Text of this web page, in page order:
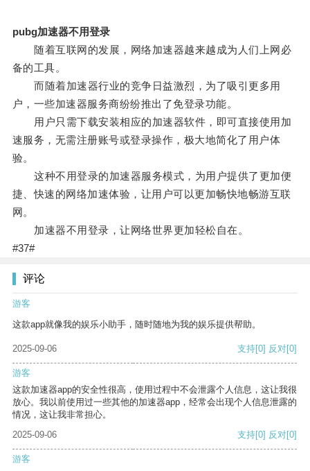
pubg加速器不用登录
随着互联网的发展，网络加速器越来越成为人们上网必
备的工具。
而随着加速器行业的竞争日益激烈，为了吸引更多用
户，一些加速器服务商纷纷推出了免登录功能。
用户只需下载安装相应的加速器软件，即可直接使用加
速服务，无需注册账号或登录操作，极大地简化了用户体
验。
这种不用登录的加速器服务模式，为用户提供了更加便
捷、快速的网络加速体验，让用户可以更加畅快地畅游互联
网。
加速器不用登录，让网络世界更加轻松自在。
#37#
评论
游客
这款app就像我的娱乐小助手，随时随地为我的娱乐提供帮助。
2025-09-06 支持[0] 反对[0]
游客
这款加速器app的安全性很高，使用过程中不会泄露个人信息，这让我很
放心。我以前使用过一些其他的加速器app，经常会出现个人信息泄露的
情况，这让我非常担心。
2025-09-06
支持[0] 反对[0]
游客